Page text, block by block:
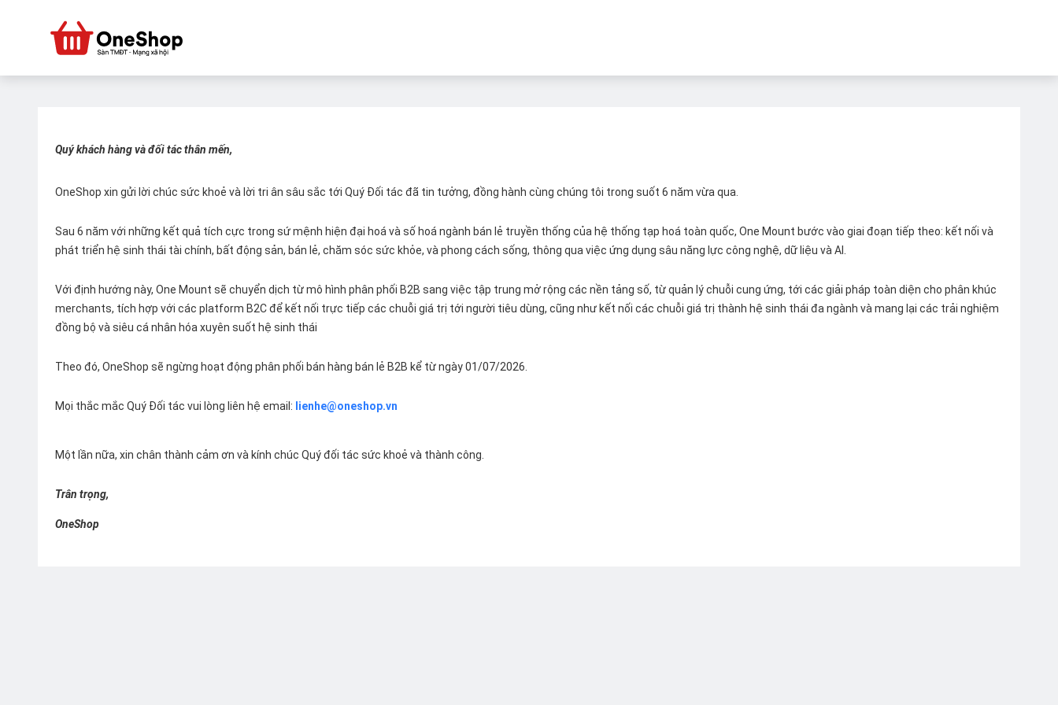
Quý khách hàng và đối tác thân mến,
OneShop xin gửi lời chúc sức khoẻ và lời tri ân sâu sắc tới Quý Đối tác đã tin tưởng, đồng hành cùng chúng tôi trong suốt 6 năm vừa qua.
Sau 6 năm với những kết quả tích cực trong sứ mệnh hiện đại hoá và số hoá ngành bán lẻ truyền thống của hệ thống tạp hoá toàn quốc, One Mount bước vào giai đoạn tiếp theo: kết nối và
phát triển hệ sinh thái tài chính, bất động sản, bán lẻ, chăm sóc sức khỏe, và phong cách sống, thông qua việc ứng dụng sâu năng lực công nghệ, dữ liệu và AI.
Với định hướng này, One Mount sẽ chuyển dịch từ mô hình phân phối B2B sang việc tập trung mở rộng các nền tảng số, từ quản lý chuỗi cung ứng, tới các giải pháp toàn diện cho phân khúc
merchants, tích hợp với các platform B2C để kết nối trực tiếp các chuỗi giá trị tới người tiêu dùng, cũng như kết nối các chuỗi giá trị thành hệ sinh thái đa ngành và mang lại các trải nghiệm
đồng bộ và siêu cá nhân hóa xuyên suốt hệ sinh thái
Theo đó, OneShop sẽ ngừng hoạt động phân phối bán hàng bán lẻ B2B kể từ ngày 01/07/2026.
Mọi thắc mắc Quý Đối tác vui lòng liên hệ email: lienhe@oneshop.vn
Một lần nữa, xin chân thành cảm ơn và kính chúc Quý đối tác sức khoẻ và thành công.
Trân trọng,
OneShop